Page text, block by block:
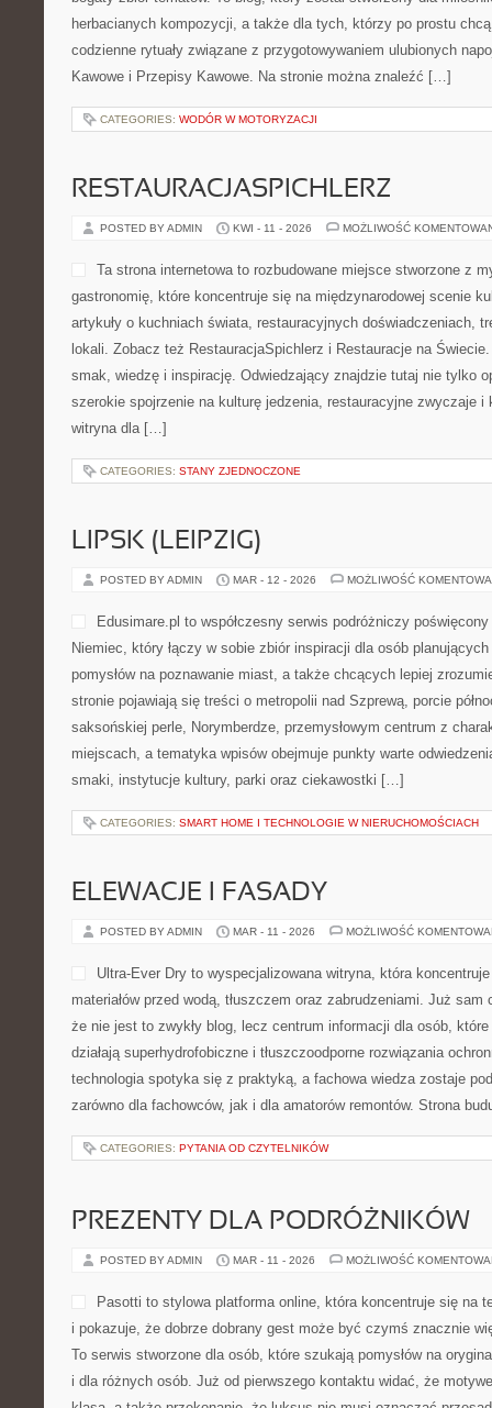
herbacianych kompozycji, a także dla tych, którzy po prostu
codzienne rytuały związane z przygotowywaniem ulubionych
Kawowe i Przepisy Kawowe. Na stronie można znaleźć […]
CATEGORIES: WODÓR W MOTORYZACJI
RESTAURACJASPICHLERZ
POSTED BY ADMIN KWI - 11 - 2026 MOŻLIWOŚĆ
Ta strona internetowa to rozbudowane miejsce stworzone z
gastronomię, które koncentruje się na międzynarodowej scenie
artykuły o kuchniach świata, restauracyjnych doświadczeniach,
lokali. Zobacz też RestauracjaSpichlerz i Restauracje na
smak, wiedzę i inspirację. Odwiedzający znajdzie tutaj nie tylko
szerokie spojrzenie na kulturę jedzenia, restauracyjne zwyczaje i
witryna dla […]
CATEGORIES: STANY ZJEDNOCZONE
LIPSK (LEIPZIG)
POSTED BY ADMIN MAR - 12 - 2026 MOŻLIWOŚĆ
Edusimare.pl to współczesny serwis podróżniczy
Niemiec, który łączy w sobie zbiór inspiracji dla osób
pomysłów na poznawanie miast, a także chcących lepiej
stronie pojawiają się treści o metropolii nad Szprewą, porcie
saksońskiej perle, Norymberdze, przemysłowym centrum z
miejscach, a tematyka wpisów obejmuje punkty warte
smaki, instytucje kultury, parki oraz ciekawostki […]
CATEGORIES: SMART HOME I TECHNOLOGIE W NIERUCHOMOŚCIACH
ELEWACJE I FASADY
POSTED BY ADMIN MAR - 11 - 2026 MOŻLIWOŚĆ
Ultra-Ever Dry to wyspecjalizowana witryna, która
materiałów przed wodą, tłuszczem oraz zabrudzeniami. Już
że nie jest to zwykły blog, lecz centrum informacji dla osób,
działają superhydrofobiczne i tłuszczoodporne rozwiązania
technologia spotyka się z praktyką, a fachowa wiedza zostaje
zarówno dla fachowców, jak i dla amatorów remontów. Strona
CATEGORIES: PYTANIA OD CZYTELNIKÓW
PREZENTY DLA PODRÓŻNIKÓW
POSTED BY ADMIN MAR - 11 - 2026 MOŻLIWOŚĆ
Pasotti to stylowa platforma online, która koncentruje się na
i pokazuje, że dobrze dobrany gest może być czymś znacznie
To serwis stworzone dla osób, które szukają pomysłów na
i dla różnych osób. Już od pierwszego kontaktu widać, że